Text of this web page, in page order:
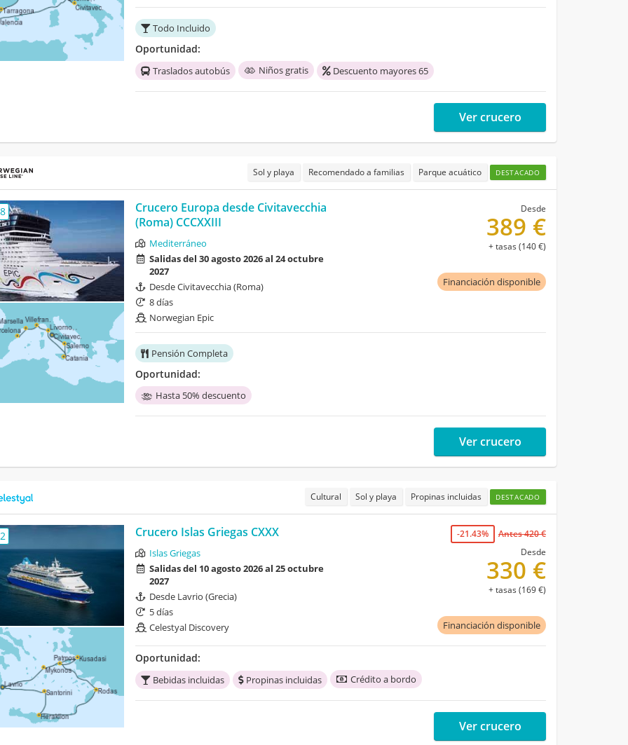
Todo Incluido
Oportunidad:
Traslados autobús Niños gratis Descuento mayores 65
Ver crucero
Sol y playa Recomendado a familias Parque acuático DESTACADO
Crucero Europa desde Civitavecchia
(Roma) CCCXXIII
Mediterráneo
Salidas del 30 agosto 2026 al 24 octubre
2027
Desde Civitavecchia (Roma)
8 días
Norwegian Epic
Pensión Completa
Oportunidad:
Hasta 50% descuento
Financiación disponible
Desde
389 €
+ tasas (140 €)
Ver crucero
Cultural Sol y playa Propinas incluidas DESTACADO
Crucero Islas Griegas CXXX
Islas Griegas
Salidas del 10 agosto 2026 al 25 octubre
2027
Desde Lavrio (Grecia)
5 días
Celestyal Discovery
Oportunidad:
Bebidas incluidas Propinas incluidas Crédito a bordo
Financiación disponible
-21.43%
Antes 420 €
Desde
330 €
+ tasas (169 €)
Ver crucero